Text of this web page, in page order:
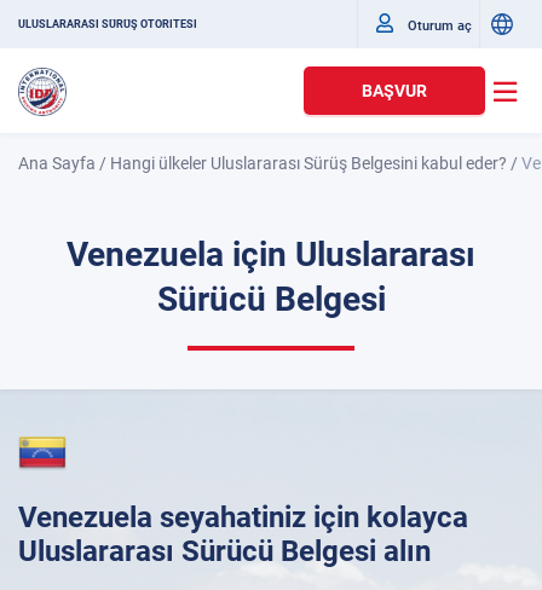
ULUSLARARASI SÜRÜŞ OTORITESI Oturum aç
BAŞVUR
Ana Sayfa / Hangi ülkeler Uluslararası Sürüş Belgesini kabul eder? /
Venezuela için Uluslararası
Sürücü Belgesi
Venezuela seyahatiniz için kolayca
Uluslararası Sürücü Belgesi alın